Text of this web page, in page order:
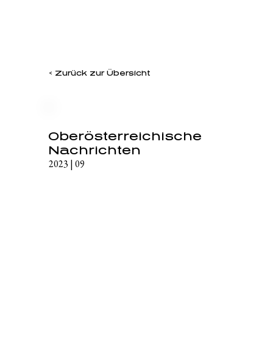
< Zurück zur Übersicht
Oberösterreichische
Nachrichten
2023 | 09